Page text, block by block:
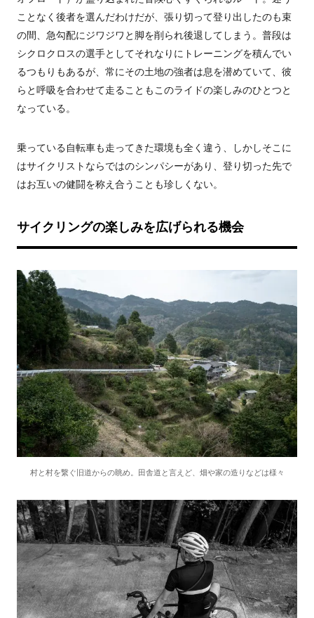
ことなく後者を選んだわけだが、張り切って登り出したのも束
の間、急勾配にジワジワと脚を削られ後退してしまう。普段は
シクロクロスの選手としてそれなりにトレーニングを積んでい
るつもりもあるが、常にその土地の強者は息を潜めていて、彼
らと呼吸を合わせて走ることもこのライドの楽しみのひとつと
なっている。
乗っている自転車も走ってきた環境も全く違う、しかしそこに
はサイクリストならではのシンパシーがあり、登り切った先で
はお互いの健闘を称え合うことも珍しくない。
サイクリングの楽しみを広げられる機会
村と村を繋ぐ旧道からの眺め。田舎道と言えど、畑や家の造りなどは様々